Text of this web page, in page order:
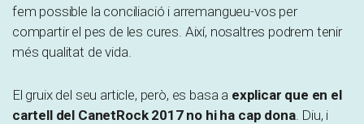
fem possible la conciliació i arremangueu-vos per
compartir el pes de les cures. Així, nosaltres podrem tenir
més qualitat de vida.
El gruix del seu article, però, es basa a explicar que en el
cartell del CanetRock 2017 no hi ha cap dona. Diu, i